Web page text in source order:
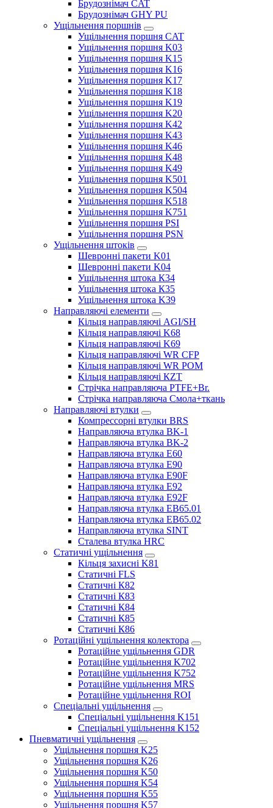
Брудознімач CAT
Брудознімач GHY PU
Ущільнення поршнів
Ущільнення поршня CAT
Ущільнення поршня K03
Ущільнення поршня K15
Ущільнення поршня K16
Ущільнення поршня K17
Ущільнення поршня K18
Ущільнення поршня K19
Ущільнення поршня K20
Ущільнення поршня K42
Ущільнення поршня K43
Ущільнення поршня K46
Ущільнення поршня K48
Ущільнення поршня K49
Ущільнення поршня K501
Ущільнення поршня K504
Ущільнення поршня K518
Ущільнення поршня K751
Ущільнення поршня PSI
Ущільнення поршня PSN
Ущільнення штоків
Шевронні пакети K01
Шевронні пакети K04
Ущільнення штока К34
Ущільнення штока К35
Ущільнення штока K39
Направляючі елементи
Кільця направляючі AGI/SH
Кільця направляючі K68
Кільця направляючі K69
Кільця направляючі WR CFP
Кільця направляючі WR POM
Кільця направляючі КZT
Стрічка направляюча PTFE+Br.
Стрічка направляюча Смола+ткань
Направляючі втулки
Компрессорні втулки BRS
Направляюча втулка BK-1
Направляюча втулка BK-2
Направляюча втулка E60
Направляюча втулка E90
Направляюча втулка E90F
Направляюча втулка E92
Направляюча втулка E92F
Направляюча втулка EB65.01
Направляюча втулка EB65.02
Направляюча втулка SINT
Сталева втулка HRC
Статичні ущільнення
Кільця захисні K81
Статичні FLS
Статичні К82
Статичні К83
Статичні К84
Статичні К85
Статичні К86
Ротаційні ущільнення колектора
Ротаційне ущільнення GDR
Ротаційне ущільнення K702
Ротаційне ущільнення K752
Ротаційне ущільнення MRS
Ротаційне ущільнення ROI
Спеціальні ущільнення
Спеціальні ущільнення K151
Спеціальні ущільнення K152
Пневматичні ущільнення
Ущільнення поршня K25
Ущільнення поршня K26
Ущільнення поршня K50
Ущільнення поршня K54
Ущільнення поршня K55
Ущільнення поршня K57